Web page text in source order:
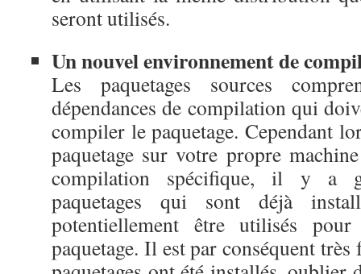
seront utilisés.
Un nouvel environnement de
Les paquetages sources
dépendances de compilation qui
compiler le paquetage. Cependant
paquetage sur votre propre
compilation spécifique, il y a
paquetages qui sont déjà
potentiellement être utilisés
paquetage. Il est par conséquent